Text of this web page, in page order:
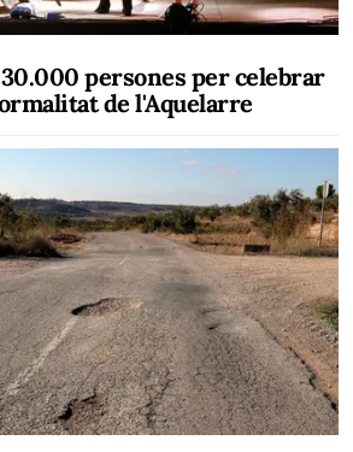
persones per celebrar
de l'Aquelarre